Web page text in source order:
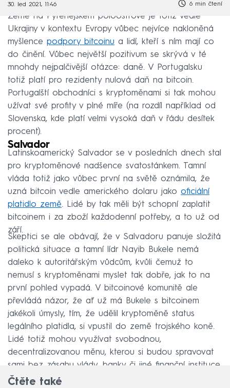
30. led 2021, 11:46 6 min čtení
Země na Pyrenejském poloostrově je totiž vedle
Ukrajiny v kontextu Evropy vůbec nejvíce nakloněná
myšlence podpory bitcoinu a lidí, kteří s ním mají co
do činění. Vůbec největší pozitivum se skrývá v té
mnohdy nejpalčivější otázce: daně. V Portugalsku
totiž platí pro rezidenty nulová daň na bitcoin.
Portugalští obchodníci s kryptoměnami si tak mohou
užívat své profity v plné míře (na rozdíl například od
Slovenska, kde platí velmi vysoká daň v řádu desítek
procent).
Salvador
Latinskoamerický Salvador se v posledních dnech stal
pro kryptoměnové nadšence svatostánkem. Tamní
vláda totiž jako vůbec první na světě oznámila, že
uzná bitcoin vedle amerického dolaru jako oficiální
platidlo země. Lidé by tak měli být schopní zaplatit
bitcoinem i za zboží každodenní potřeby, a to už od
září.
Skeptici se ale obávají, že v Salvadoru panuje složitá
politická situace a tamní lídr Nayib Bukele nemá
daleko k autoritářským vůdcům, kvůli čemuž to
nemusí s kryptoměnami myslet tak dobře, jak to na
první pohled vypadá. V bitcoinové komunitě ale
převládá názor, že ať už má Bukele s bitcoinem
jakékoli úmysly, tím, že udělil kryptoměně status
legálního platidla, si vpustil do země trojského koně.
Lidé totiž mohou využívat svobodnou,
decentralizovanou měnu, kterou si budou spravovat
sami bez zásahu vlády, banky či jiné finanční instituce.
Čtěte také